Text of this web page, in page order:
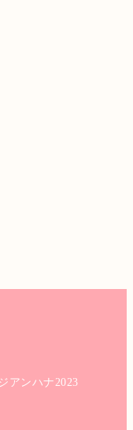
アンハナ2023